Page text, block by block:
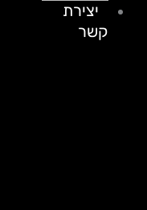
יצירת
קשר